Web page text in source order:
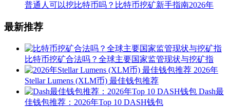
普通人可以挖比特币吗？比特币挖矿新手指南2026年
最新推荐
比特币挖矿合法吗？全球主要国家监管现状与挖矿指
2026年
Stellar Lumens (XLM币) 最佳钱包推荐
Dash最
佳钱包推荐：2026年Top 10 DASH钱包